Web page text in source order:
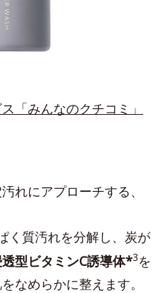
みんなのクチコミ」
れにアプローチする、
く質汚れを分解し、炭が
型ビタミンC誘導体*3を
なめらかに整えます。